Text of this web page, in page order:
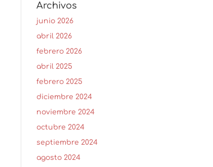
Archivos
junio 2026
abril 2026
febrero 2026
abril 2025
febrero 2025
diciembre 2024
noviembre 2024
octubre 2024
septiembre 2024
agosto 2024